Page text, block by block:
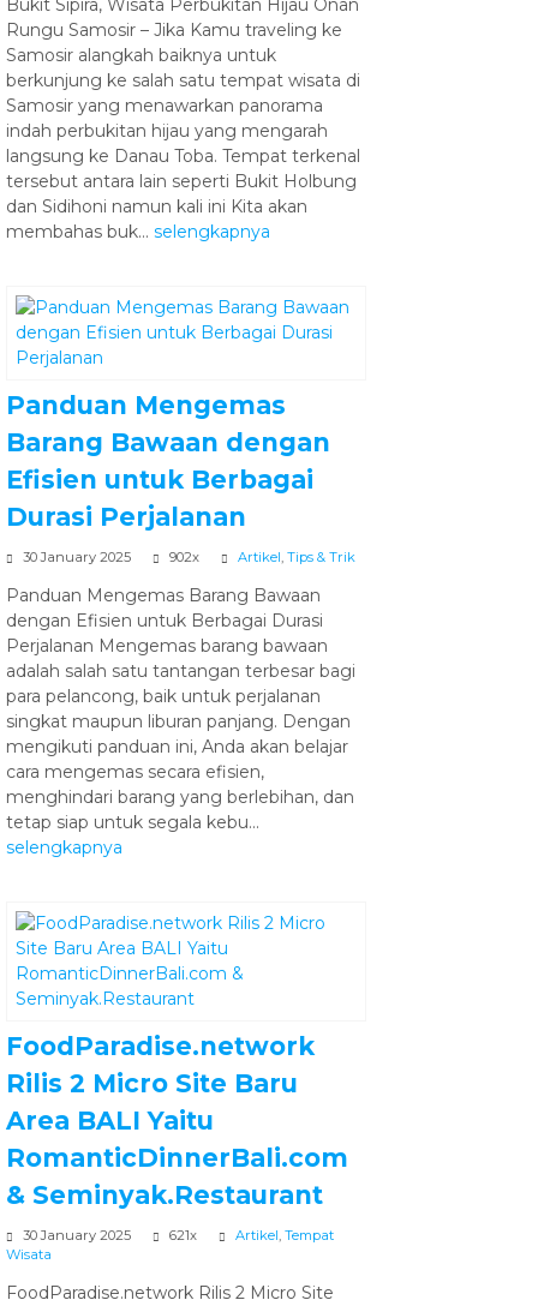
Bukit Sipira, Wisata Perbukitan Hijau Onan
Rungu Samosir – Jika Kamu traveling ke
Samosir alangkah baiknya untuk
berkunjung ke salah satu tempat wisata di
Samosir yang menawarkan panorama
indah perbukitan hijau yang mengarah
langsung ke Danau Toba. Tempat terkenal
tersebut antara lain seperti Bukit Holbung
dan Sidihoni namun kali ini Kita akan
membahas buk... selengkapnya
Panduan Mengemas
Barang Bawaan dengan
Efisien untuk Berbagai
Durasi Perjalanan
30 January 2025 902x Artikel Tips & Trik
Panduan Mengemas Barang Bawaan
dengan Efisien untuk Berbagai Durasi
Perjalanan Mengemas barang bawaan
adalah salah satu tantangan terbesar bagi
para pelancong, baik untuk perjalanan
singkat maupun liburan panjang. Dengan
mengikuti panduan ini, Anda akan belajar
cara mengemas secara efisien,
menghindari barang yang berlebihan, dan
tetap siap untuk segala kebu...
selengkapnya
FoodParadise.network
Rilis 2 Micro Site Baru
Area BALI Yaitu
RomanticDinnerBali.com
& Seminyak.Restaurant
30 January 2025 621x Artikel Tempat
Wisata
FoodParadise.network Rilis 2 Micro Site